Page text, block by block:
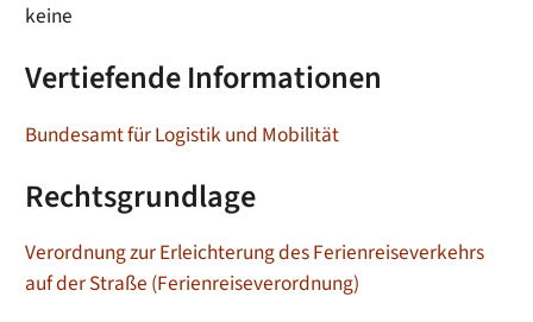
keine
Vertiefende Informationen
Bundesamt für Logistik und Mobilität
Rechtsgrundlage
Verordnung zur Erleichterung des Ferienreiseverkehrs
auf der Straße (Ferienreiseverordnung)